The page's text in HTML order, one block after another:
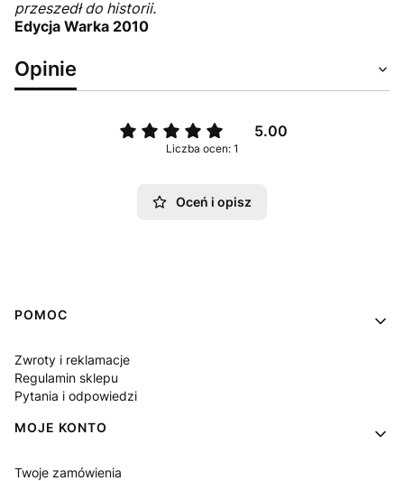
przeszedł do historii.
Edycja Warka 2010
Opinie
5.00
Liczba ocen: 1
Oceń i opisz
Linki w stopce
POMOC
Zwroty i reklamacje
Regulamin sklepu
Pytania i odpowiedzi
MOJE KONTO
Twoje zamówienia